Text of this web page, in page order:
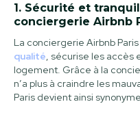
1. Sécurité et
conciergerie Airbnb
La conciergerie Airbnb
qualité, sécurise les accès
logement. Grâce à la
n’a plus à craindre les
Paris devient ainsi